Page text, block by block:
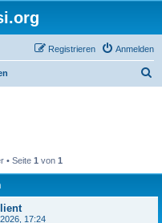
Anmelden
Registrieren
• Seite 1 von 1
17:24